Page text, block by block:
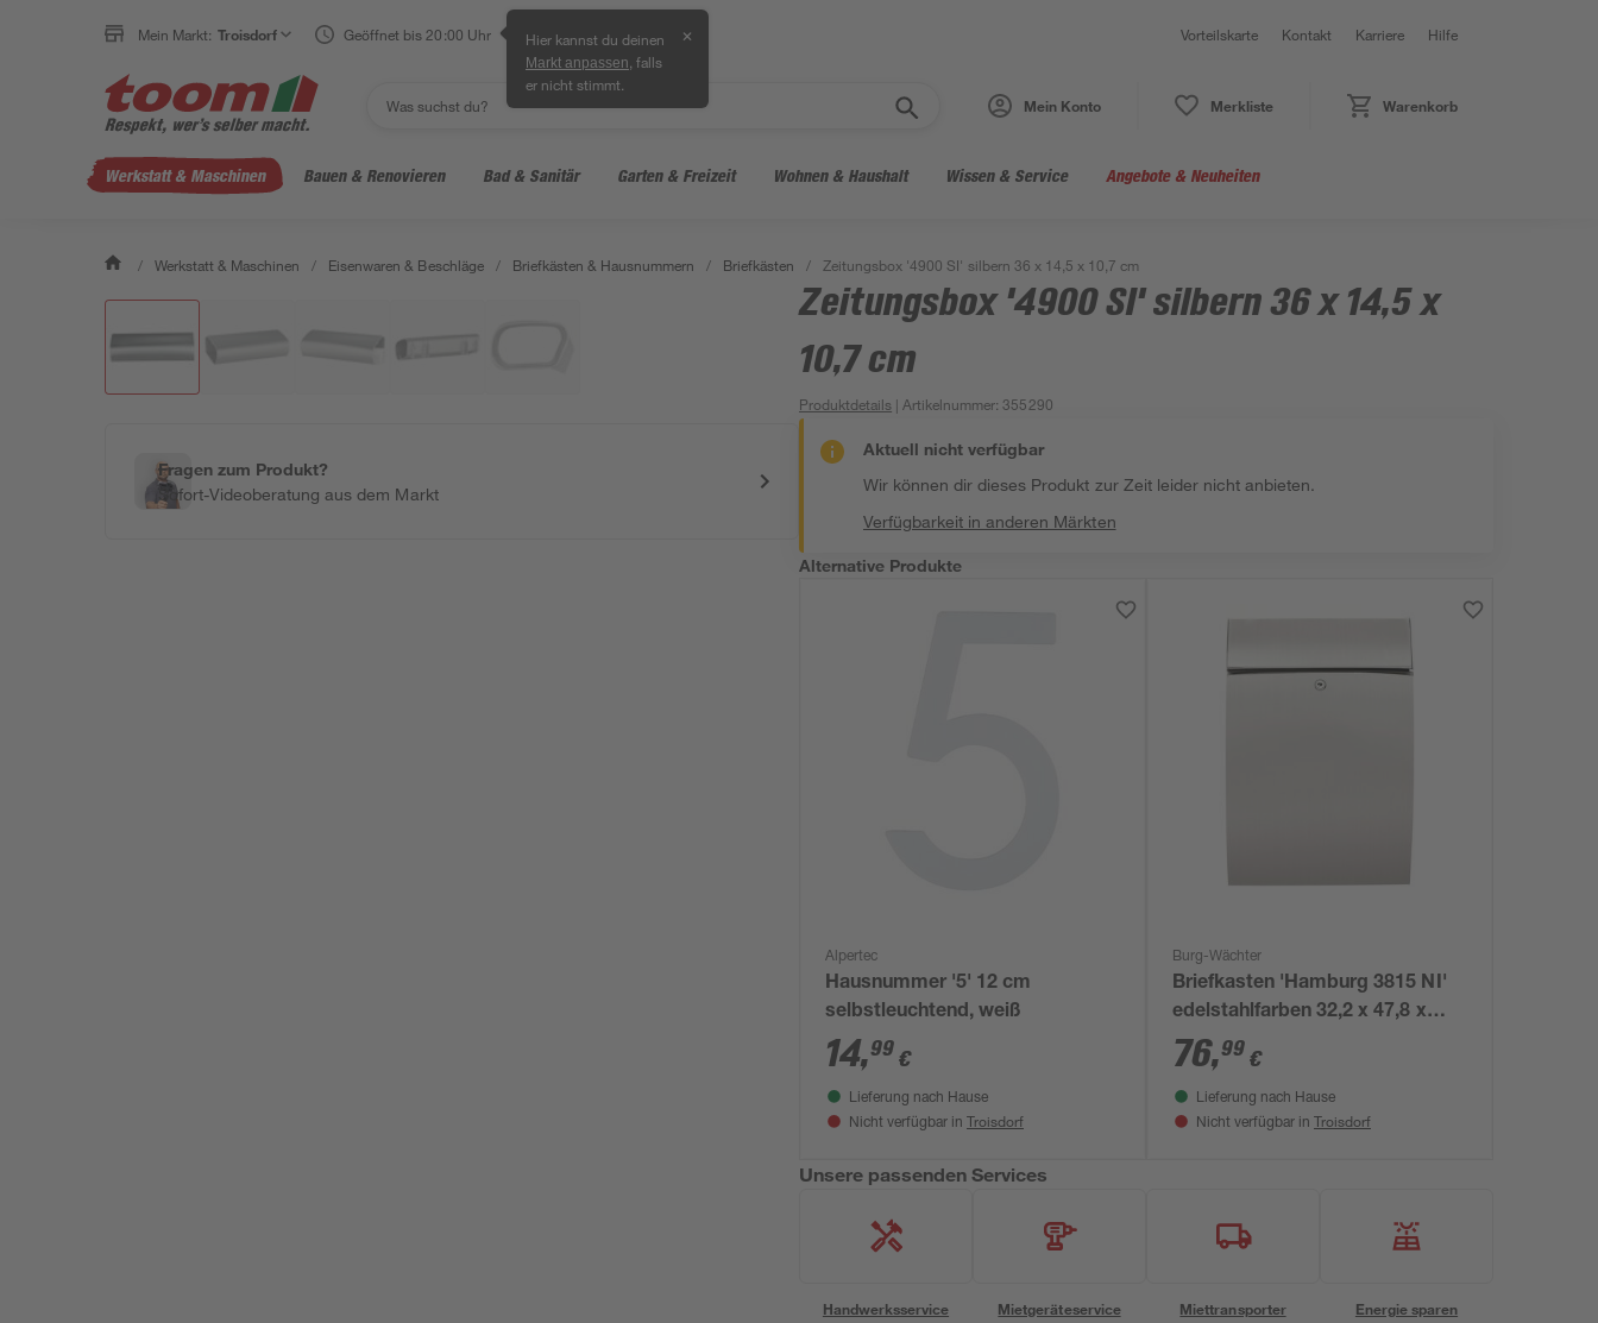
Mein Markt: Troisdorf Geöffnet bis 20:00 Uhr Hier kannst du deinen
Markt anpassen , falls
er nicht stimmt.
✕ Vorteilskarte Kontakt Karriere Hilfe
Mein Konto Merkliste Warenkorb
Werkstatt & Maschinen Bauen & Renovieren Bad & Sanitär Garten & Freizeit Wohnen & Haushalt Wissen & Service Angebote & Neuheiten
/ Werkstatt & Maschinen / Eisenwaren & Beschläge / Briefkästen & Hausnummern / Briefkästen / Zeitungsbox '4900 SI' silbern 36 x 14,5 x 10,7 cm
Fragen zum Produkt?
Sofort-Videoberatung aus dem Markt
Zeitungsbox '4900 SI' silbern 36 x 14,5 x
10,7 cm
Produktdetails | Artikelnummer:355290
Aktuell nicht verfügbar
Wir können dir dieses Produkt zur Zeit leider nicht anbieten.
Verfügbarkeit in anderen Märkten
Alternative Produkte
Alpertec
Hausnummer '5' 12 cm
selbstleuchtend, weiß
14,99 €
Lieferung nach Hause
Nicht verfügbar in Troisdorf
Burg-Wächter
Briefkasten 'Hamburg 3815 NI'
edelstahlfarben 32,2 x 47,8 x
15,2 cm
76,99 €
Lieferung nach Hause
Nicht verfügbar in Troisdorf
Unsere passenden Services
Handwerksservice Mietgeräteservice Miettransporter Energie sparen